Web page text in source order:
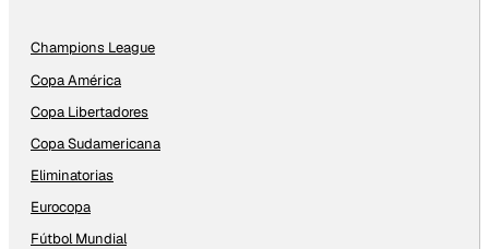
Champions League
Copa América
Copa Libertadores
Copa Sudamericana
Eliminatorias
Eurocopa
Fútbol Mundial